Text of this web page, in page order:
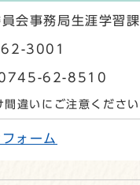
会事務局生涯学習課
3001
0745-62-8510
間違いにご注意ください
ォーム